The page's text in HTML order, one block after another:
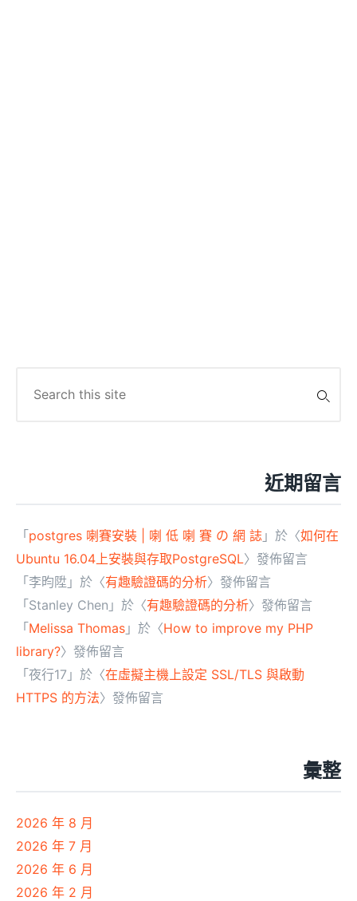
for:
近期留言
「 postgres 喇賽安裝 | 喇 低 喇 賽 の 網 誌 」於〈如何在
Ubuntu 16.04上安裝與存取PostgreSQL〉發佈留言
「 李昀陞 」於〈有趣驗證碼的分析〉發佈留言
「 Stanley Chen 」於〈有趣驗證碼的分析〉發佈留言
「 Melissa Thomas 」於〈How to improve my PHP
library?〉發佈留言
「 夜行17 」於〈在虛擬主機上設定 SSL/TLS 與啟動
HTTPS 的方法〉發佈留言
彙整
2026 年 8 月
2026 年 7 月
2026 年 6 月
2026 年 2 月